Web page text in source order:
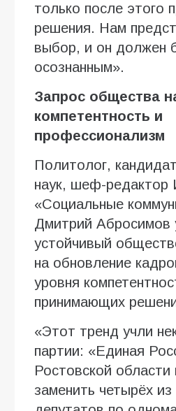
только после этого
решения. Нам
выбор, и он должен
осознанным».
Запрос общества
компетентность и
профессионализм
Политолог,
наук, шеф-редактор
«Социальные
Дмитрий Абросимов
устойчивый
на обновление
уровня
принимающих
«Этот тренд учли
партии: «Единая
Ростовской области
заменить четырёх из